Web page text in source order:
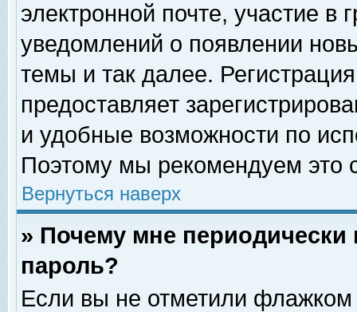
электронной почте, участие в
уведомлений о появлении
темы и так далее.
предоставляет
и удобные возможности по
Поэтому мы рекомендуем это
Вернуться наверх
» Почему мне
пароль?
Если вы не отметили флажком